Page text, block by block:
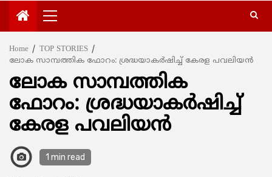
Primary
Menu
Home
TOP STORIES
ലോക സാമ്പത്തിക ഫോറം: ശ്രദ്ധയാകര്‍ഷിച്ച് കേരള പവലിയന്‍
ലോക സാമ്പത്തിക
ഫോറം: ശ്രദ്ധയാകര്‍ഷിച്ച്
കേരള പവലിയന്‍
1 min read